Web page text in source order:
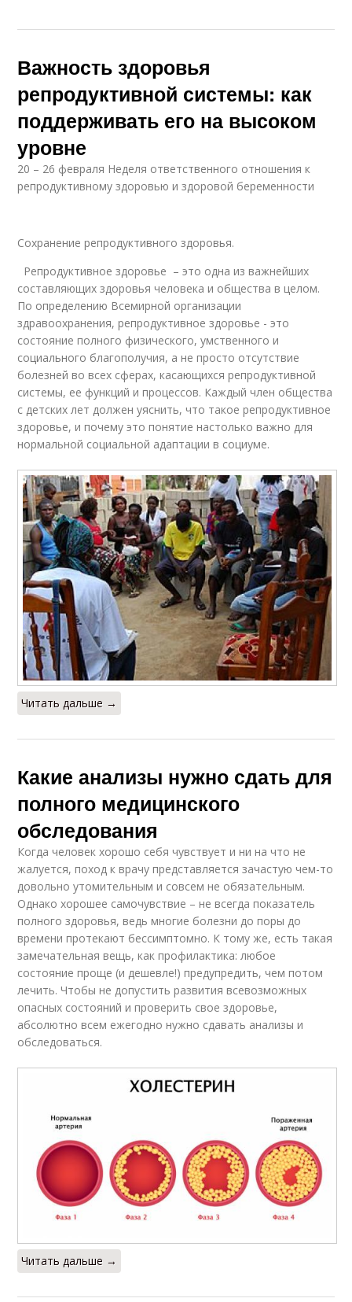
Важность здоровья
репродуктивной системы: как
поддерживать его на высоком
уровне
20 – 26 февраля Неделя ответственного отношения к
репродуктивному здоровью и здоровой беременности
Сохранение репродуктивного здоровья.
Репродуктивное здоровье – это одна из важнейших
составляющих здоровья человека и общества в целом.
По определению Всемирной организации
здравоохранения, репродуктивное здоровье - это
состояние полного физического, умственного и
социального благополучия, а не просто отсутствие
болезней во всех сферах, касающихся репродуктивной
системы, ее функций и процессов. Каждый член общества
с детских лет должен уяснить, что такое репродуктивное
здоровье, и почему это понятие настолько важно для
нормальной социальной адаптации в социуме.
Читать дальше →
Какие анализы нужно сдать для
полного медицинского
обследования
Когда человек хорошо себя чувствует и ни на что не
жалуется, поход к врачу представляется зачастую чем-то
довольно утомительным и совсем не обязательным.
Однако хорошее самочувствие – не всегда показатель
полного здоровья, ведь многие болезни до поры до
времени протекают бессимптомно. К тому же, есть такая
замечательная вещь, как профилактика: любое
состояние проще (и дешевле!) предупредить, чем потом
лечить. Чтобы не допустить развития всевозможных
опасных состояний и проверить свое здоровье,
абсолютно всем ежегодно нужно сдавать анализы и
обследоваться.
Читать дальше →